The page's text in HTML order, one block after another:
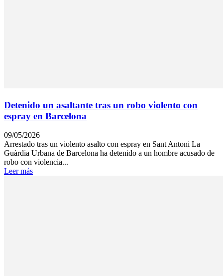
Detenido un asaltante tras un robo violento con
espray en Barcelona
09/05/2026
Arrestado tras un violento asalto con espray en Sant Antoni La
Guàrdia Urbana de Barcelona ha detenido a un hombre acusado de
robo con violencia...
Leer más